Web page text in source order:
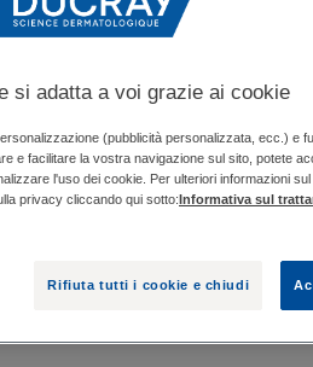
0 forfora,
KELUAL
Sinergia
si adatta a voi grazie ai cookie
(pubblicità personalizzata, ecc.) e
e facilitare la vostra navigazione sul sito, potete
l'uso dei cookie. Per ulteriori informazioni
privacy cliccando qui sotto:Informativa sul
Rifiuta tutti i cookie e chiudi